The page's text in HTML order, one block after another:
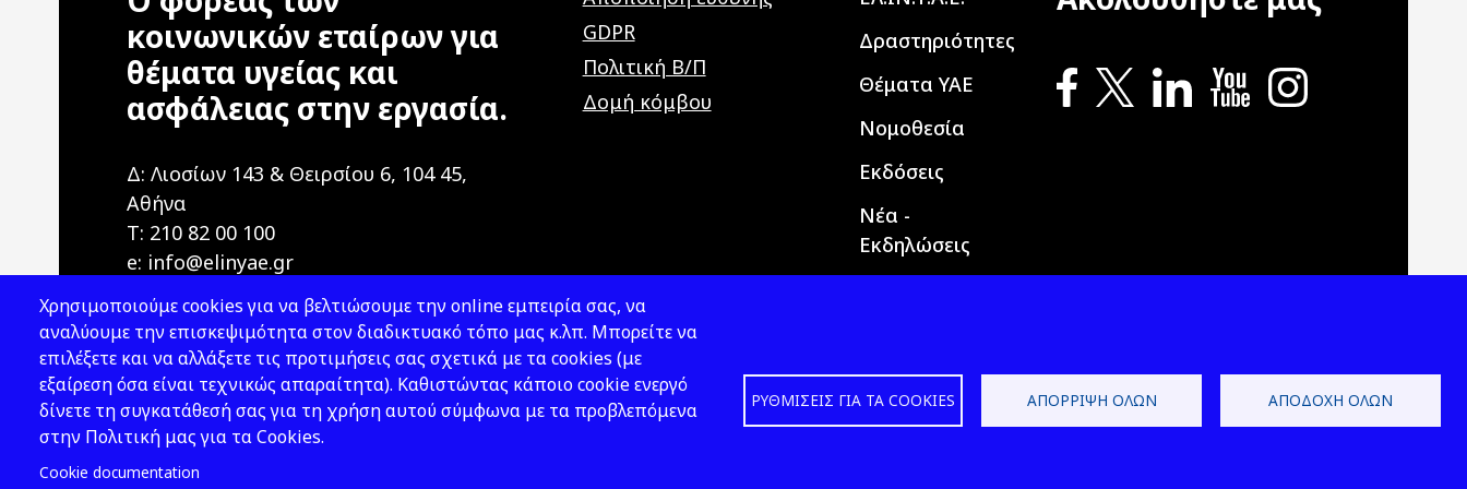
κοινωνικών εταίρων για
θέματα υγείας και
ασφάλειας στην εργασία.
Δ: Λιοσίων 143 & Θειρσίου 6, 104 45,
Αθήνα
T: 210 82 00 100
e: info@elinyae.gr
GDPR
Πολιτική Β/Π
Δομή κόμβου
Δραστηριότητες
Θέματα ΥΑΕ
Νομοθεσία
Εκδόσεις
Νέα -
Εκδηλώσεις
Χρησιμοποιούμε cookies για να βελτιώσουμε την online εμπειρία σας, να
αναλύουμε την επισκεψιμότητα στον διαδικτυακό τόπο μας κ.λπ. Μπορείτε να
επιλέξετε και να αλλάξετε τις προτιμήσεις σας σχετικά με τα cookies (με
εξαίρεση όσα είναι τεχνικώς απαραίτητα). Καθιστώντας κάποιο cookie ενεργό
δίνετε τη συγκατάθεσή σας για τη χρήση αυτού σύμφωνα με τα προβλεπόμενα
στην Πολιτική μας για τα Cookies.
Cookie documentation
ΡΥΘΜΊΣΕΙΣ ΓΙΑ ΤΑ COOKIES ΑΠΌΡΡΙΨΗ ΌΛΩΝ ΑΠΟΔΟΧΉ ΌΛΩΝ
2026 © ΕΛ.ΙΝ.Υ.Α.Ε. Design & Development by